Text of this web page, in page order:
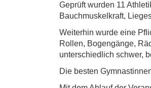
Geprüft wurden 11
Bauchmuskelkraft,
Weiterhin wurde eine
Rollen, Bogengänge,
unterschiedlich schwer,
Die besten